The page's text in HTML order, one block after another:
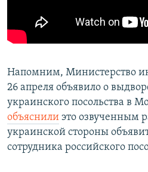
Напомним, Министерство
26 апреля объявило о
украинского посольства в
объяснили это озвученным
украинской стороны
сотрудника российского